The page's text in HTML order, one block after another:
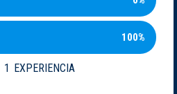
100%
1 EXPERIENCIA